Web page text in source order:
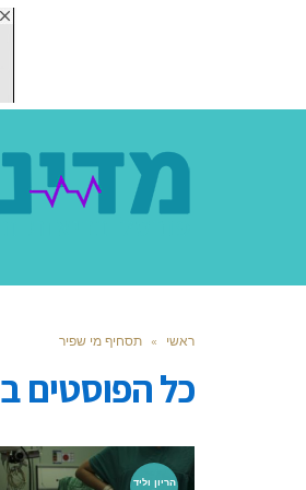
ראשי » תסחיף מי שפיר
כל הפוסטים ב
הריון וליד